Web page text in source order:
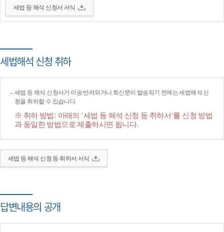
세법 등 해석 신청서 서식
세법해석 신청 취하
세법 등 해석 신청서가 이송·반려되거나 회신문이 발송되기 전에는 세법해석 신
청을 취하할 수 있습니다.
※ 취하 방법: 아래의 '세법 등 해석 신청 등 취하서'를 신청 방법
과 동일한 방법으로 제출하시면 됩니다.
세법 등 해석 신청 등 취하서 서식
답변내용의 공개